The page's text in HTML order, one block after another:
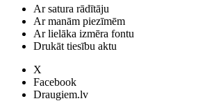
Ar satura rādītāju
Ar manām piezīmēm
Ar lielāka izmēra fontu
Drukāt tiesību aktu
X
Facebook
Draugiem.lv